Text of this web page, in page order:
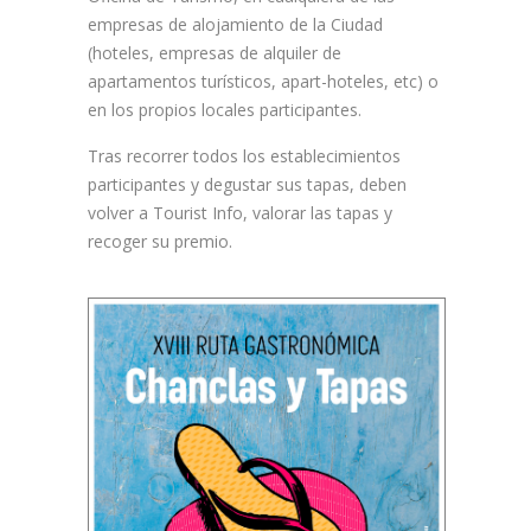
empresas de alojamiento de la Ciudad
(hoteles, empresas de alquiler de
apartamentos turísticos, apart-hoteles, etc) o
en los propios locales participantes.
Tras recorrer todos los establecimientos
participantes y degustar sus tapas, deben
volver a Tourist Info, valorar las tapas y
recoger su premio.